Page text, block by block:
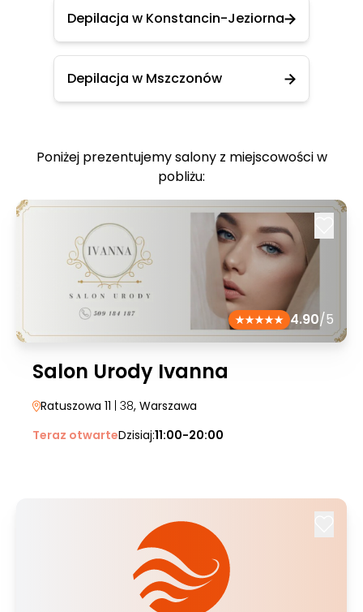
Depilacja w Konstancin-Jeziorna
Depilacja w Mszczonów
Poniżej prezentujemy salony z miejscowości w
pobliżu:
4.90/5
Salon Urody Ivanna
Ratuszowa 11 | 38, Warszawa
Teraz otwarteDzisiaj:11:00-20:00